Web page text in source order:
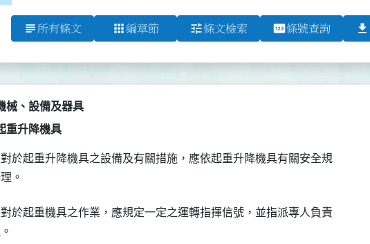
subject 所有條文 apps 編章節 tune條文檢索 pin條號查詢 file_download
械、設備及器具
重升降機具
於起重升降機具之設備及有關措施，應依起重升降機具有關安全規
。
於起重機具之作業，應規定一定之運轉指揮信號，並指派專人負責